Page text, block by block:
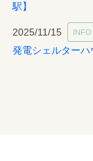
駅】
2025/11/15 INFO
発電シェルター